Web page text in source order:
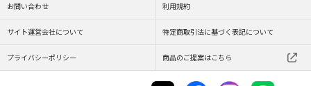
お問い合わせ 利用規約
サイト運営会社について 特定商取引法に基づく表記について
プライバシーポリシー 商品のご提案はこちら